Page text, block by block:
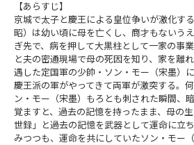
【あらすじ】
京城で太子と慶王による皇位争いが激化す
昭）は幼い頃に母を亡くし、商才もないう
ぎ先で、病を押して大黒柱として一家の事
と夫の密通現場で母の死因を知り、家を離
遇した定国軍の少帥・ソン・モー（宋墨）
慶王派の軍がやってきて両軍が激突する。
ン・モー（宋墨）もろとも刺された瞬間、
覚ますと、過去の記憶を持ったまま、母の生
世録」と過去の記憶を武器として運命に立
みつつも、運命を共にしていたソン・モー